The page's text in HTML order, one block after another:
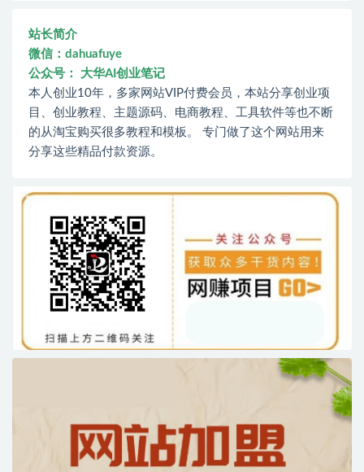
站长简介
微信：dahuafuye
公众号： 大华AI创业笔记
本人创业10年，多家网站VIP付费会员，本站分享创业项
目、创业教程、主题源码、电商教程、工具软件等也不断
的从淘宝购买很多教程和模板。 专门做了这个网站用来
分享这些精品付款资源。